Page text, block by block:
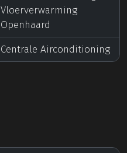
Vloerverwarming
Openhaard
Centrale Airconditioning